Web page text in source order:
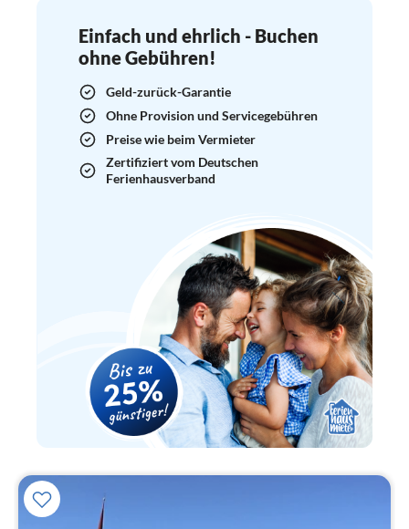
Einfach und ehrlich - Buchen
ohne Gebühren!
Geld-zurück-Garantie
Ohne Provision und Servicegebühren
Preise wie beim Vermieter
Zertifiziert vom Deutschen
Ferienhausverband